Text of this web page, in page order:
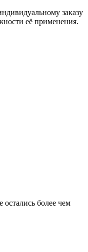
заказу
её применения.
более чем